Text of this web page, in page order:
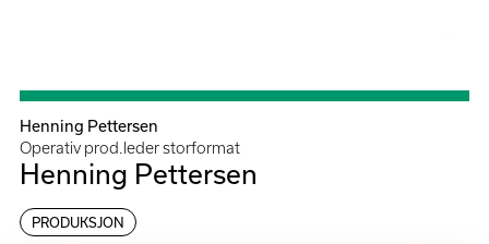
Henning Pettersen
Operativ prod.leder storformat
Henning Pettersen
PRODUKSJON